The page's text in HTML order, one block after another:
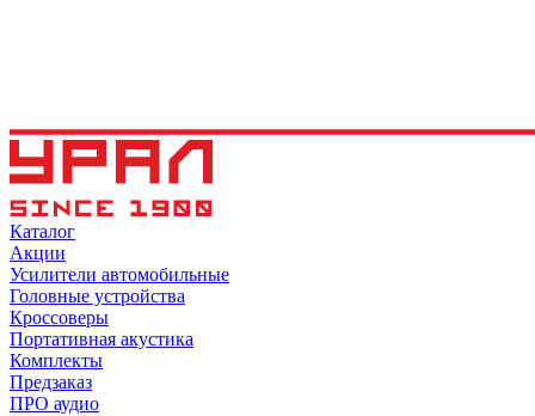
Каталог
Акции
Усилители автомобильные
Головные устройства
Кроссоверы
Портативная акустика
Комплекты
Предзаказ
ПРО аудио